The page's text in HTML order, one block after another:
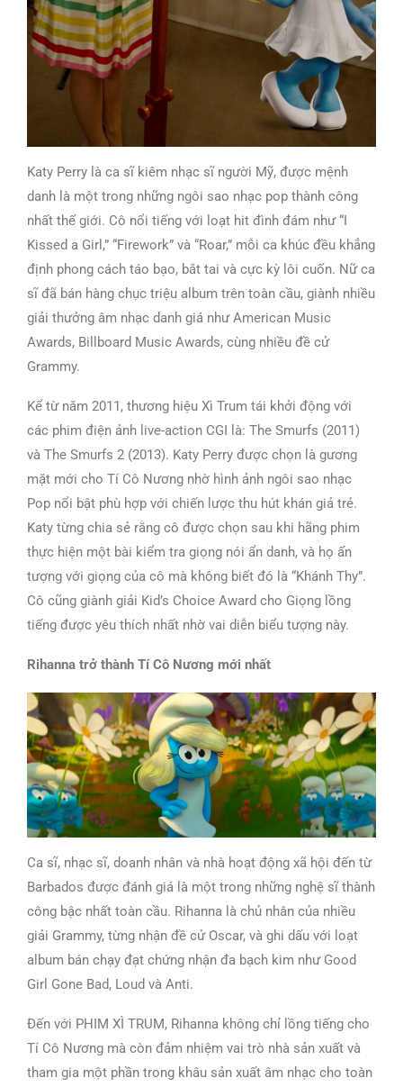
Katy Perry là ca sĩ kiêm nhạc sĩ người Mỹ, được mệnh
danh là một trong những ngôi sao nhạc pop thành công
nhất thế giới. Cô nổi tiếng với loạt hit đình đám như “I
Kissed a Girl,” “Firework” và “Roar,” mỗi ca khúc đều khẳng
định phong cách táo bạo, bắt tai và cực kỳ lôi cuốn. Nữ ca
sĩ đã bán hàng chục triệu album trên toàn cầu, giành nhiều
giải thưởng âm nhạc danh giá như American Music
Awards, Billboard Music Awards, cùng nhiều đề cử
Grammy.
Kể từ năm 2011, thương hiệu Xì Trum tái khởi động với
các phim điện ảnh live-action CGI là: The Smurfs (2011)
và The Smurfs 2 (2013). Katy Perry được chọn là gương
mặt mới cho Tí Cô Nương nhờ hình ảnh ngôi sao nhạc
Pop nổi bật phù hợp với chiến lược thu hút khán giả trẻ.
Katy từng chia sẻ rằng cô được chọn sau khi hãng phim
thực hiện một bài kiểm tra giọng nói ẩn danh, và họ ấn
tượng với giọng của cô mà không biết đó là “Khánh Thy”.
Cô cũng giành giải Kid’s Choice Award cho Giọng lồng
tiếng được yêu thích nhất nhờ vai diễn biểu tượng này.
Rihanna trở thành Tí Cô Nương mới nhất
Ca sĩ, nhạc sĩ, doanh nhân và nhà hoạt động xã hội đến từ
Barbados được đánh giá là một trong những nghệ sĩ thành
công bậc nhất toàn cầu. Rihanna là chủ nhân của nhiều
giải Grammy, từng nhận đề cử Oscar, và ghi dấu với loạt
album bán chạy đạt chứng nhận đa bạch kim như Good
Girl Gone Bad, Loud và Anti.
Đến với PHIM XÌ TRUM, Rihanna không chỉ lồng tiếng cho
Tí Cô Nương mà còn đảm nhiệm vai trò nhà sản xuất và
tham gia một phần trong khâu sản xuất âm nhạc cho toàn